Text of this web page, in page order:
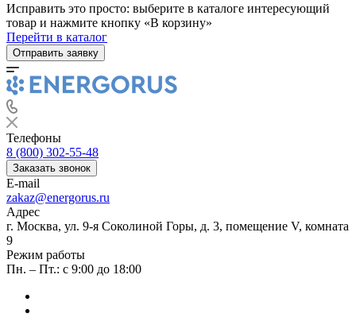
Исправить это просто: выберите в каталоге интересующий
товар и нажмите кнопку «В корзину»
Перейти в каталог
Отправить заявку
Телефоны
8 (800) 302-55-48
Заказать звонок
E-mail
zakaz@energorus.ru
Адрес
г. Москва, ул. 9-я Соколиной Горы, д. 3, помещение V, комната
9
Режим работы
Пн. – Пт.: с 9:00 до 18:00